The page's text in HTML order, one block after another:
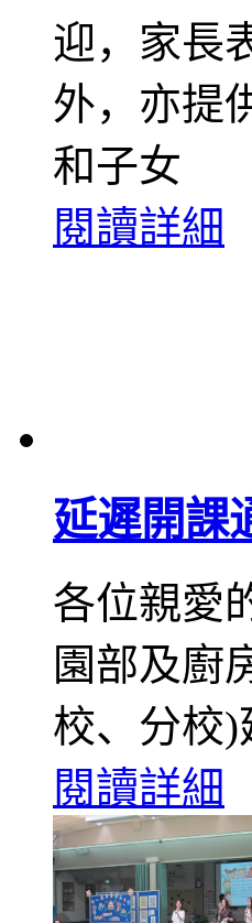
迎，家長
外，亦提
和子女
閱讀詳細
延遲開課
各位親愛
園部及廚
校、分校)
閱讀詳細